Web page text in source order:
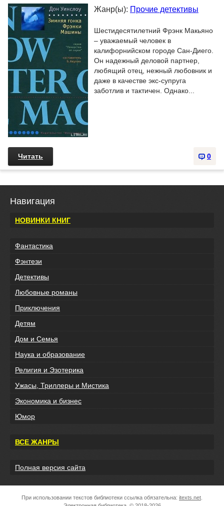
Жанр(ы): Прочие детективы
Шестидесятилетний Фрэнк Макьяно
– уважаемый человек в
калифорнийском городе Сан-Диего.
Он надежный деловой партнер,
любящий отец, нежный любовник и
даже в качестве экс-супруга
заботлив и тактичен. Однако...
0
Читать
Навигация
НОВИНКИ КНИГ
Фантастика
Фэнтези
Детективы
Любовные романы
Приключения
Детям
Дом и Семья
Наука и образование
Религия и Эзотерика
Ужасы, Триллеры и Мистика
Экономика и бизнес
Юмор
ВСЕ ЖАНРЫ
Полная версия сайта
При использовании текстов библиотеки ссылка обязательна: itexts.net